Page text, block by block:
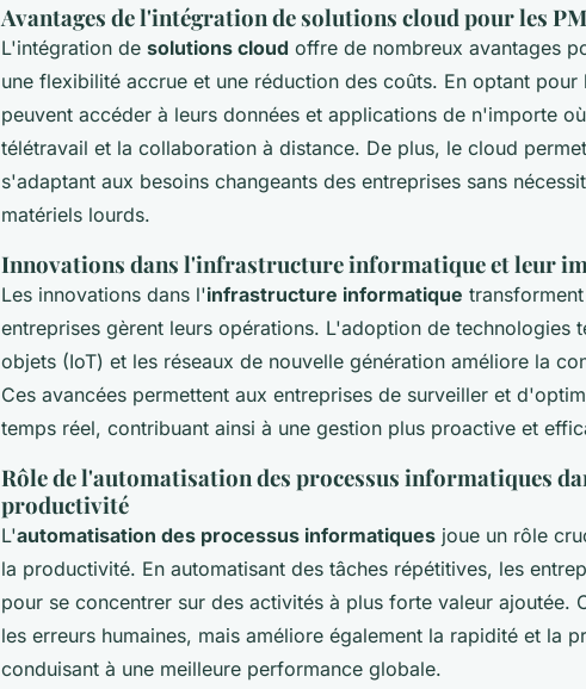
Avantages de l'intégration de solutions cloud pour les
L'intégration de solutions cloud offre de nombreux avantages
une flexibilité accrue et une réduction des coûts. En optant
peuvent accéder à leurs données et applications de n'importe
télétravail et la collaboration à distance. De plus, le cloud
s'adaptant aux besoins changeants des entreprises sans
matériels lourds.
Innovations dans l'infrastructure informatique et leur
Les innovations dans l'infrastructure informatique
entreprises gèrent leurs opérations. L'adoption de technologies
objets (IoT) et les réseaux de nouvelle génération améliore la
Ces avancées permettent aux entreprises de surveiller et
temps réel, contribuant ainsi à une gestion plus proactive et
Rôle de l'automatisation des processus informatiques
productivité
L'automatisation des processus informatiques joue un rôle
la productivité. En automatisant des tâches répétitives, les
pour se concentrer sur des activités à plus forte valeur ajoutée.
les erreurs humaines, mais améliore également la rapidité et la
conduisant à une meilleure performance globale.